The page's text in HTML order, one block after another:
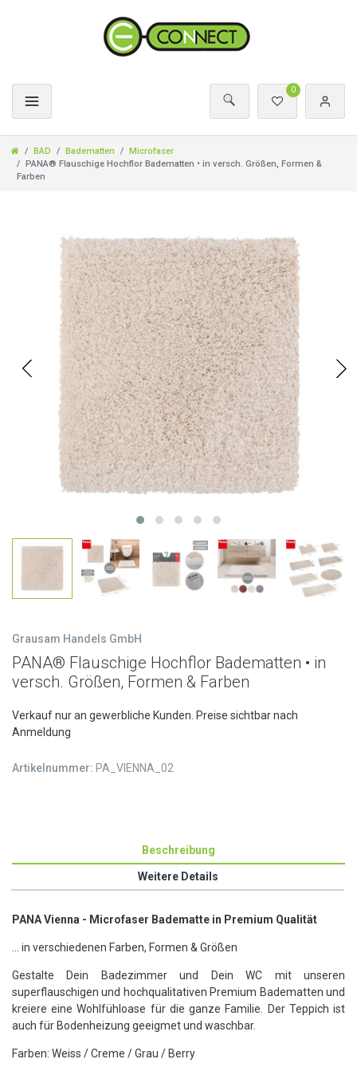
0
BAD Badematten
Microfaser
PANA® Flauschige Hochflor Badematten • in versch. Größen, Formen &
Farben
Grausam Handels GmbH
PANA® Flauschige Hochflor Badematten • in
versch. Größen, Formen & Farben
Verkauf nur an gewerbliche Kunden. Preise sichtbar nach
Anmeldung
Artikelnummer: PA_VIENNA_02
Beschreibung
Weitere Details
PANA Vienna - Microfaser Badematte in Premium Qualität
... in verschiedenen Farben, Formen & Größen
Gestalte Dein Badezimmer und Dein WC mit unseren
superflauschigen und hochqualitativen Premium Badematten und
kreiere eine Wohlfühloase für die ganze Familie. Der Teppich ist
auch für Bodenheizung geeigmet und waschbar.
Farben: Weiss / Creme / Grau / Berry